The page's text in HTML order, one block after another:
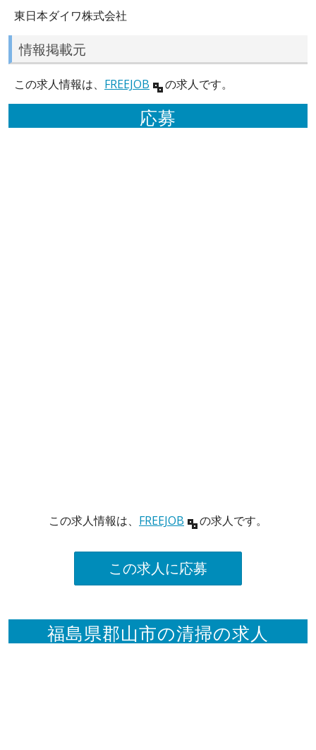
東日本ダイワ株式会社
情報掲載元
この求人情報は、 FREEJOB の求人です。
応募
この求人情報は、 FREEJOB の求人です。
この求人に応募
福島県郡山市の清掃の求人